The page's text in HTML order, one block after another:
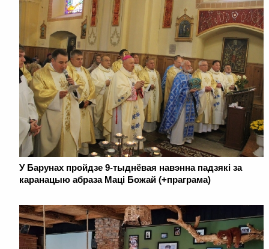
У Барунах пройдзе 9-тыднёвая навэнна падзякі за
каранацыю абраза Маці Божай (+праграма)